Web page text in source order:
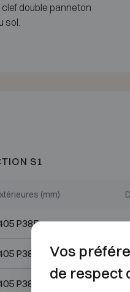
double panneton
sol.
S1
(mm)
P385
P385
P385
Vos
de respect